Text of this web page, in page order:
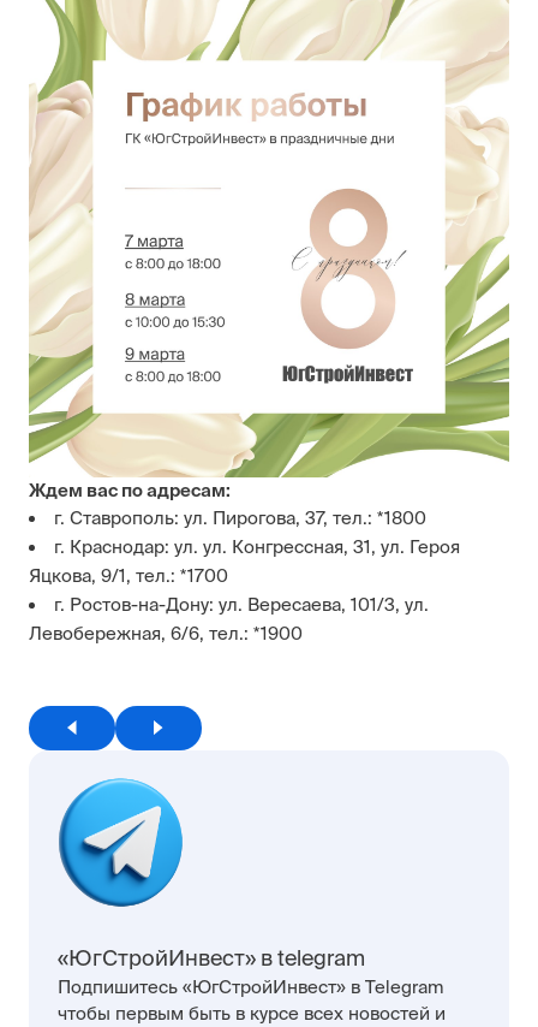
Ждем вас по адресам:
г. Ставрополь: ул. Пирогова, 37, тел.: *1800
г. Краснодар: ул. ул. Конгрессная, 31, ул. Героя
Яцкова, 9/1, тел.: *1700
г. Ростов-на-Дону: ул. Вересаева, 101/3, ул.
Левобережная, 6/6, тел.: *1900
«ЮгСтройИнвест» в telegram
Подпишитесь «ЮгСтройИнвест» в Telegram
чтобы первым быть в курсе всех новостей и